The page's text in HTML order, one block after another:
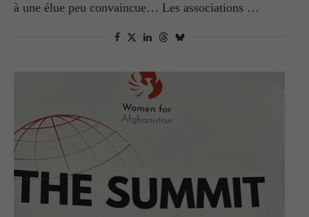
à une élue peu convaincue… Les associations …